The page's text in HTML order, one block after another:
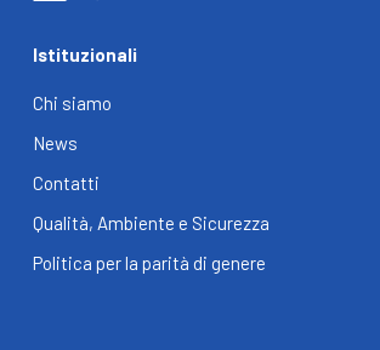
Istituzionali
Chi siamo
News
Contatti
Qualità, Ambiente e Sicurezza
Politica per la parità di genere